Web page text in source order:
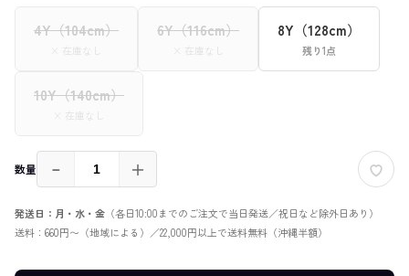
4Y（104cm）
× 在庫なし
6Y（116cm）
× 在庫なし
8Y（128cm）
残り1点
10Y（140cm）
× 在庫なし
数量 － ＋
発送日：月・水・金 （各日10:00までのご注文で当日発送／祝日など除外日あり）
送料：660円〜（地域による）／22,000円以上で送料無料（沖縄半額）